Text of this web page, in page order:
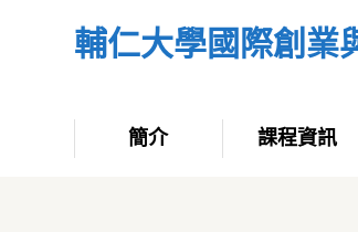
輔仁大學國際創業
簡介 課程資訊